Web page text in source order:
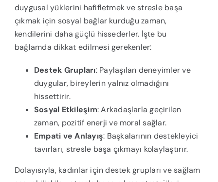
duygusal yüklerini hafifletmek ve stresle başa
çıkmak için sosyal bağlar kurduğu zaman,
kendilerini daha güçlü hissederler. İşte bu
bağlamda dikkat edilmesi gerekenler:
Destek Grupları: Paylaşılan deneyimler ve
duygular, bireylerin yalnız olmadığını
hissettirir.
Sosyal Etkileşim: Arkadaşlarla geçirilen
zaman, pozitif enerji ve moral sağlar.
Empati ve Anlayış: Başkalarının destekleyici
tavırları, stresle başa çıkmayı kolaylaştırır.
Dolayısıyla, kadınlar için destek grupları ve sağlam